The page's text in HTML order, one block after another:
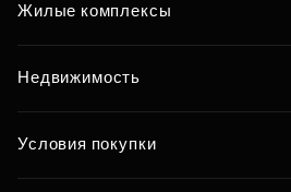
Жилые комплексы
Недвижимость
Условия покупки